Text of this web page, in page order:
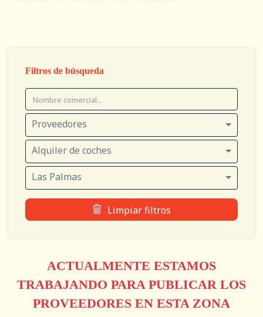
Filtros de búsqueda
Proveedores
Alquiler de coches
Las Palmas
Limpiar filtros
ACTUALMENTE ESTAMOS
TRABAJANDO PARA PUBLICAR LOS
PROVEEDORES EN ESTA ZONA